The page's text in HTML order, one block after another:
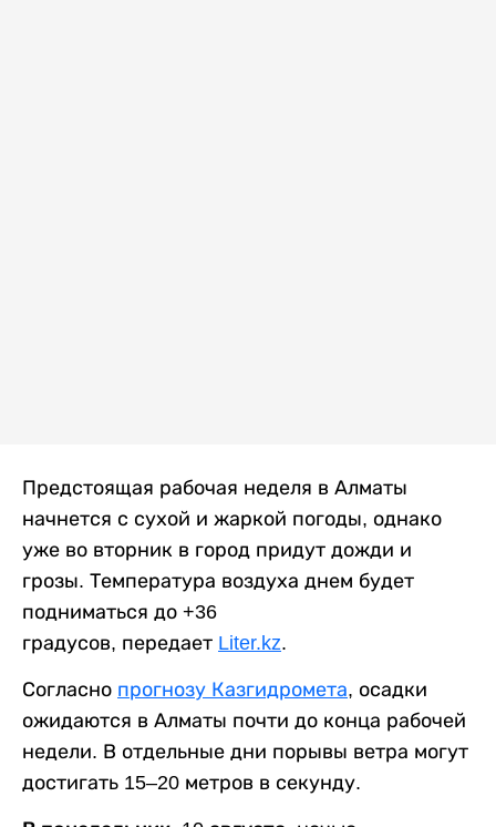
Предстоящая рабочая неделя в Алматы
начнется с сухой и жаркой погоды, однако
уже во вторник в город придут дожди и
грозы. Температура воздуха днем будет
подниматься до +36
градусов, передает Liter.kz.
Согласно прогнозу Казгидромета, осадки
ожидаются в Алматы почти до конца рабочей
недели. В отдельные дни порывы ветра могут
достигать 15–20 метров в секунду.